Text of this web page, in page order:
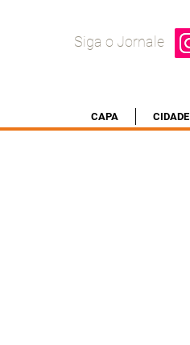
Siga o Jornale
CAPA CIDADE